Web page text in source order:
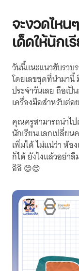
จะงวดไห
เด็ดให้นักเ
วันนี้แนะแนวฮับรว
โดยเลขชุดที่นำมานี้
ประจำวันเลย ถือเ
เครื่องมือสำหรับต่
คุณครูสามารถนำไ
นักเรียนแลกเปลี่ยน
เพิ่มได้ ไม่แน่ว่า ห้อ
ก็ได้ ยังไงแล้วอย่า
อิอิ 😊😊